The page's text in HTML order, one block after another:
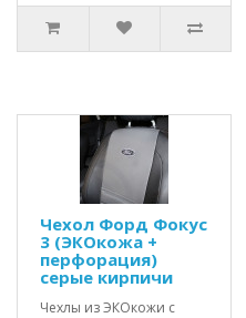
Чехол Форд Фокус
3 (ЭКОкожа +
перфорация)
серые кирпичи
Чехлы из ЭКОкожи с